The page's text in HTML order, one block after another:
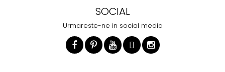
SOCIAL
Urmareste-ne in social media